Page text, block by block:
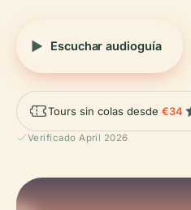
Escuchar audioguía
Tours sin colas desde €34
Verificado April 2026